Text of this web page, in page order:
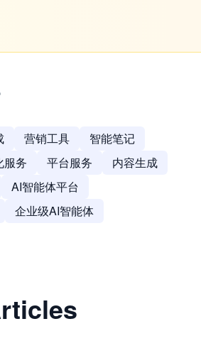
营销工具
智能笔记
服务 平台服务
内容生成
AI智能体平台
企业级AI智能体